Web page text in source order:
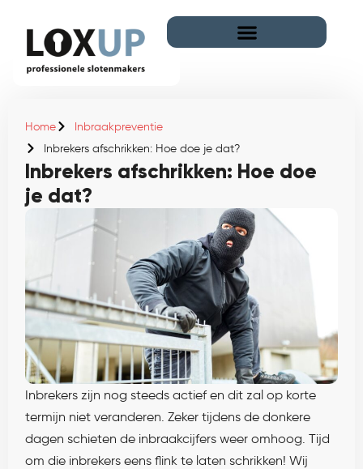
Home
Inbraakpreventie
Inbrekers afschrikken: Hoe doe je dat?
Inbrekers afschrikken: Hoe doe
je dat?
Inbrekers zijn nog steeds actief en dit zal op korte
termijn niet veranderen. Zeker tijdens de donkere
dagen schieten de inbraakcijfers weer omhoog. Tijd
om die inbrekers eens flink te laten schrikken! Wij